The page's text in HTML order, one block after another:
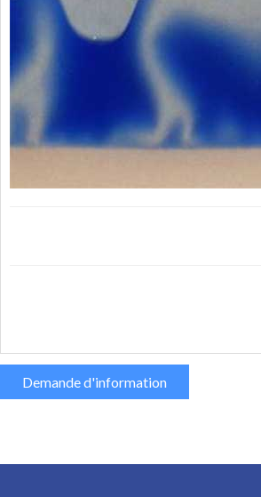
Demande d'information